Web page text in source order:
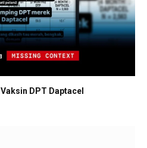
DPT Daptacel